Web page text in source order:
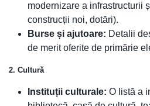
modernizare a infrastructurii
construcții noi, dotări).
Burse și ajutoare: Detalii
de merit oferite de primărie
2. Cultură
Instituții culturale: O listă a